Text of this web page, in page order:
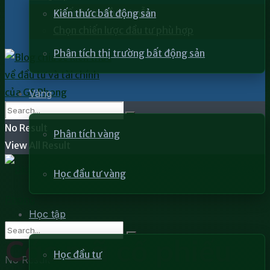
Kiến thức bất động sản
Phân tích thị trường bất động sản
Vàng
Phân tích vàng
Học đầu tư vàng
Học tập
Học đầu tư
Chiến lược đầu tư mẫu
No Result
View All Result
No Result
Các mã cổ phiếu